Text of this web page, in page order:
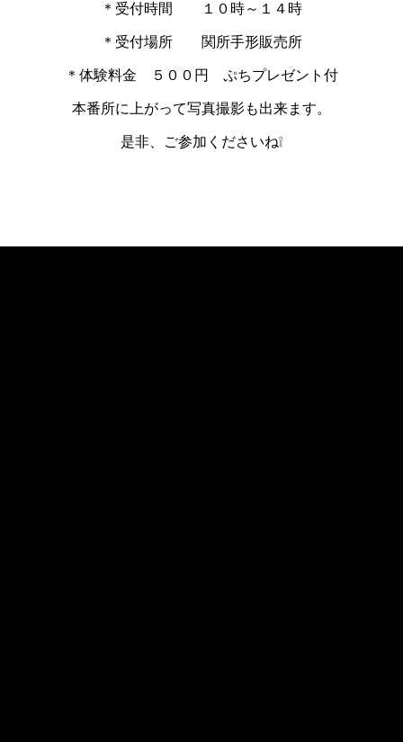
＊受付時間 １０時～１４時
＊受付場所 関所手形販売所
＊体験料金 ５００円 ぷちプレゼント付
本番所に上がって写真撮影も出来ます。
是非、ご参加くださいね❕